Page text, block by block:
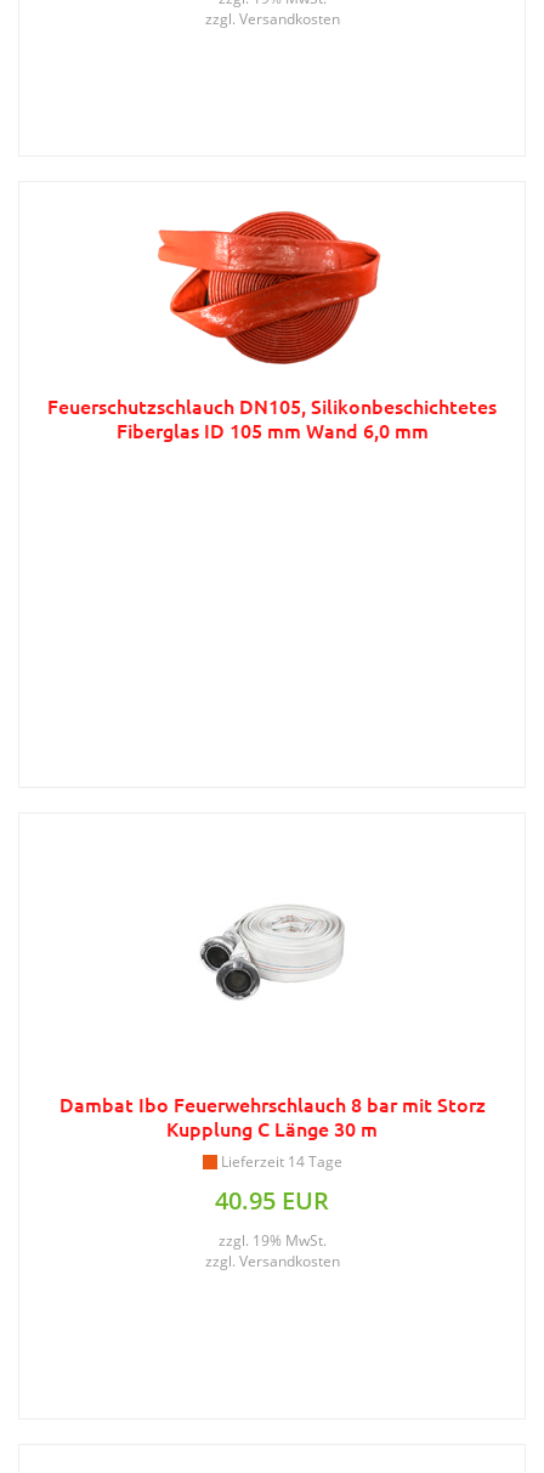
zzgl. Versandkosten
Feuerschutzschlauch DN105, Silikonbeschichtetes
Fiberglas ID 105 mm Wand 6,0 mm
Dambat Ibo Feuerwehrschlauch 8 bar mit Storz
Kupplung C Länge 30 m
Lieferzeit 14 Tage
40.95 EUR
zzgl. 19% MwSt.
zzgl. Versandkosten